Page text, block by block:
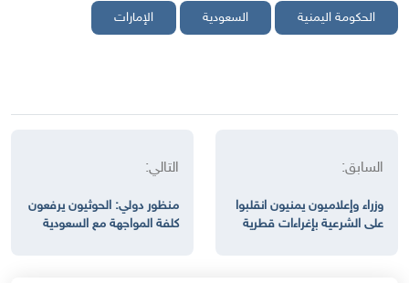
الحكومة اليمنية السعودية الإمارات
السابق:
وزراء وإعلاميون يمنيون انقلبوا
على الشرعية بإغراءات قطرية
التالي:
منظور دولي: الحوثيون يرفعون
كلفة المواجهة مع السعودية